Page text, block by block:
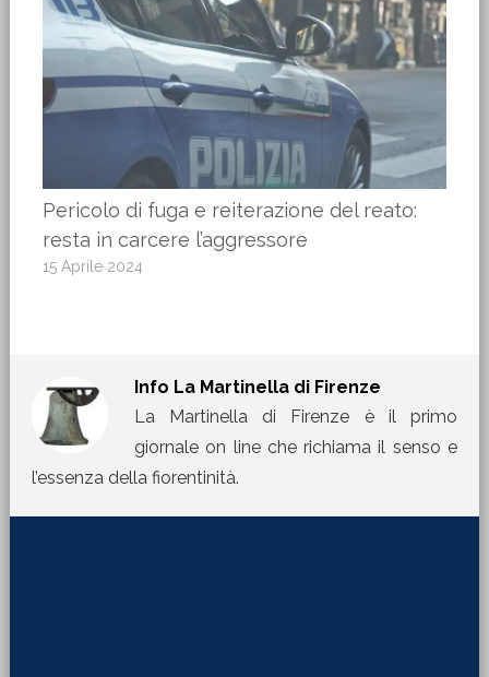
Pericolo di fuga e reiterazione del reato:
resta in carcere l’aggressore
15 Aprile 2024
Info La Martinella di Firenze
La Martinella di Firenze è il primo
giornale on line che richiama il senso e
l’essenza della fiorentinità.